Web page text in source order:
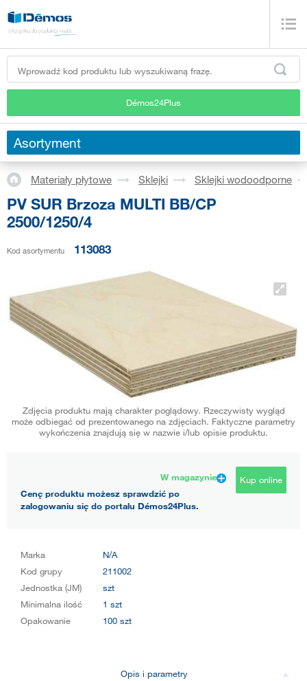
Démos24Plus
Asortyment
Materiały płytowe Sklejki Sklejki wodoodporne
PV SUR Brzoza MULTI BB/CP
2500/1250/4
Kod asortymentu 113083
Zdjęcia produktu mają charakter poglądowy. Rzeczywisty wygląd
może odbiegać od prezentowanego na zdjęciach. Faktyczne parametry
wykończenia znajdują się w nazwie i/lub opisie produktu.
W magazynie
Cenę produktu możesz sprawdzić po
zalogowaniu się do portalu Démos24Plus.
Kup online
Marka
N/A
Kod grupy
211002
Jednostka (JM)
szt
Minimalna ilość
1 szt
Opakowanie
100 szt
Opis i parametry